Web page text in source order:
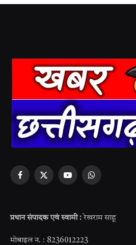
Facebook
X
YouTubeWhatsApp
प्रधान संपादक एवं स्वामी : रेखराम साहू
मोबाइल न. : 8236012223